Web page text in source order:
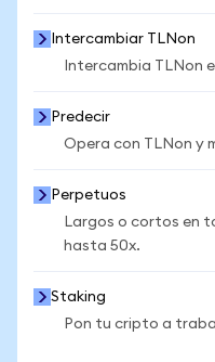
Intercambiar TLNon
Intercambia TLNon
Predecir
Opera con TLNon y
Perpetuos
Largos o cortos en
hasta 50x.
Staking
Pon tu cripto a